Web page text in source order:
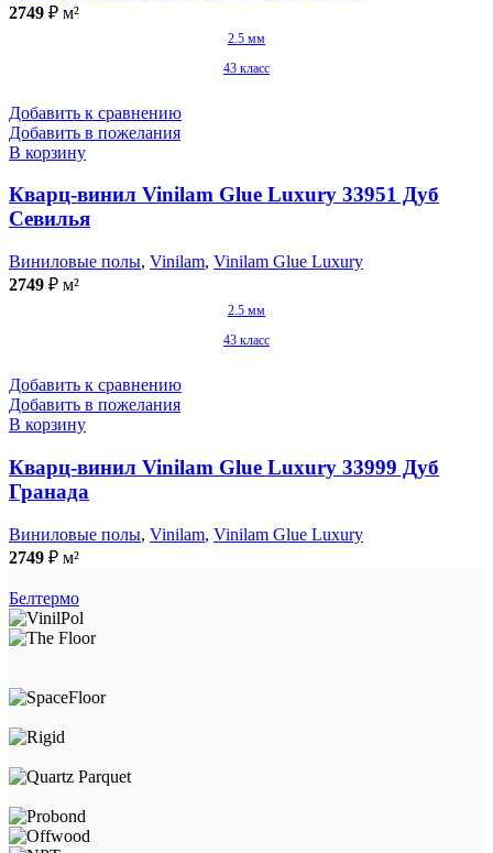
2749 ₽ м²
2.5 мм
43 класс
Добавить к сравнению
Добавить в пожелания
В корзину
Кварц-винил Vinilam Glue Luxury 33951 Дуб
Севилья
Виниловые полы, Vinilam, Vinilam Glue Luxury
2749 ₽ м²
2.5 мм
43 класс
Добавить к сравнению
Добавить в пожелания
В корзину
Кварц-винил Vinilam Glue Luxury 33999 Дуб
Гранада
Виниловые полы, Vinilam, Vinilam Glue Luxury
2749 ₽ м²
Белтермо